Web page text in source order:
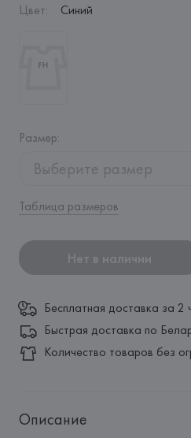
Цвет: Синий
Размер:
Выберите размер
Таблица размеров
Нет в наличии
Бесплатная доставка за
Быстрая доставка по
Количество товаров без
Описание